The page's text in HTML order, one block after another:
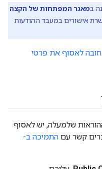
במאגר המפתחות של הקצה
אישורים במעבד ההודעות
חובה לאסוף את פרטי
שלמעלה, יש לאסוף
קשר עם התמיכה ב-